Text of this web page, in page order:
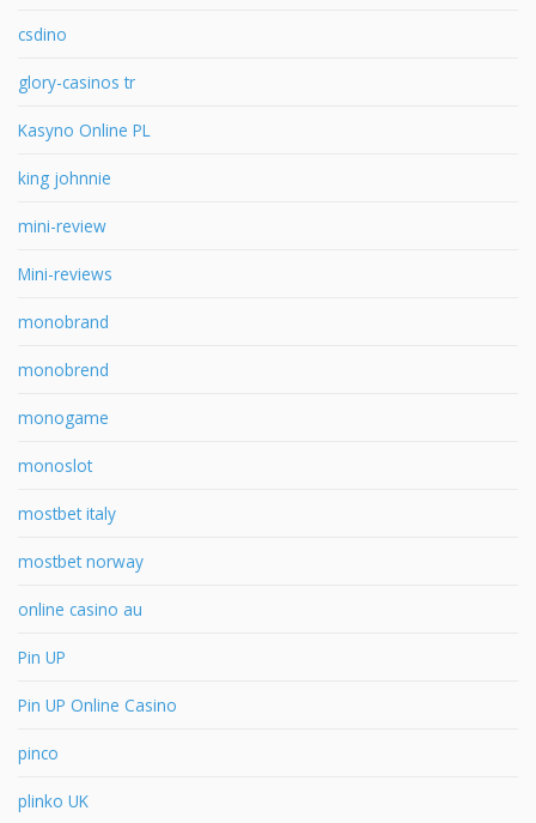
csdino
glory-casinos tr
Kasyno Online PL
king johnnie
mini-review
Mini-reviews
monobrand
monobrend
monogame
monoslot
mostbet italy
mostbet norway
online casino au
Pin UP
Pin UP Online Casino
pinco
plinko UK